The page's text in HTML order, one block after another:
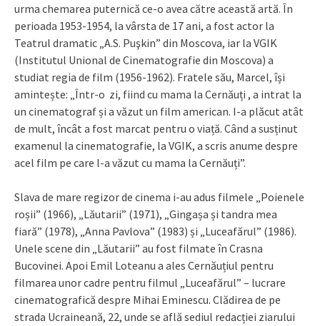
urma chemarea puternică ce-o avea către această artă. În
perioada 1953-1954, la vârsta de 17 ani, a fost actor la
Teatrul dramatic „A.S. Puşkin” din Moscova, iar la VGIK
(Institutul Unional de Cinematografie din Moscova) a
studiat regia de film (1956-1962). Fratele său, Marcel, își
amintește: „Într-o zi, fiind cu mama la Cernăuți , a intrat la
un cinematograf și a văzut un film american. I-a plăcut atât
de mult, încât a fost marcat pentru o viață. Când a susținut
examenul la cinematografie, la VGIK, a scris anume despre
acel film pe care l-a văzut cu mama la Cernăuți”.
Slava de mare regizor de cinema i-au adus filmele „Poienele
roșii” (1966), „Lăutarii” (1971), „Gingașa și tandra mea
fiară” (1978), „Anna Pavlova” (1983) și „Luceafărul” (1986).
Unele scene din „Lăutarii” au fost filmate în Crasna
Bucovinei. Apoi Emil Loteanu a ales Cernăuțiul pentru
filmarea unor cadre pentru filmul „Luceafărul” – lucrare
cinematografică despre Mihai Eminescu. Clădirea de pe
strada Ucraineană, 22, unde se află sediul redacției ziarului